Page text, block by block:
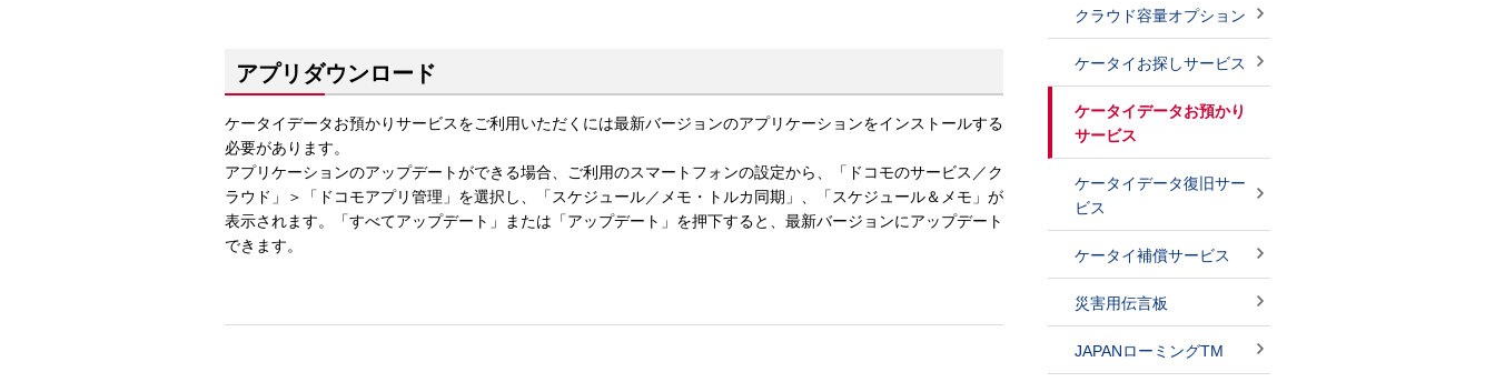
アプリダウンロード
ケータイデータお預かりサービスをご利用いただくには最新バージョンのアプリケーションをインストールする
必要があります。
アプリケーションのアップデートができる場合、ご利用のスマートフォンの設定から、「ドコモのサービス／ク
ラウド」＞「ドコモアプリ管理」を選択し、「スケジュール／メモ・トルカ同期」、「スケジュール＆メモ」が
表示されます。「すべてアップデート」または「アップデート」を押下すると、最新バージョンにアップデート
できます。
クラウド容量オプション
ケータイお探しサービス
ケータイデータお預かり
サービス
ケータイデータ復旧サー
ビス
ケータイ補償サービス
災害用伝言板
JAPANローミングTM